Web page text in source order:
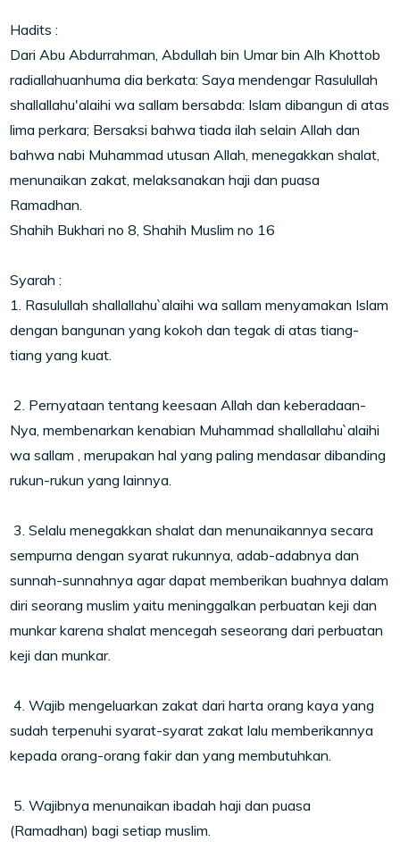
Hadits :
Dari Abu Abdurrahman, Abdullah bin Umar bin Alh Khottob
radiallahuanhuma dia berkata: Saya mendengar Rasulullah
shallallahu'alaihi wa sallam bersabda: Islam dibangun di atas
lima perkara; Bersaksi bahwa tiada ilah selain Allah dan
bahwa nabi Muhammad utusan Allah, menegakkan shalat,
menunaikan zakat, melaksanakan haji dan puasa
Ramadhan.
Shahih Bukhari no 8, Shahih Muslim no 16
Syarah :
1. Rasulullah shallallahu`alaihi wa sallam menyamakan Islam
dengan bangunan yang kokoh dan tegak di atas tiang-
tiang yang kuat.
2. Pernyataan tentang keesaan Allah dan keberadaan-
Nya, membenarkan kenabian Muhammad shallallahu`alaihi
wa sallam , merupakan hal yang paling mendasar dibanding
rukun-rukun yang lainnya.
3. Selalu menegakkan shalat dan menunaikannya secara
sempurna dengan syarat rukunnya, adab-adabnya dan
sunnah-sunnahnya agar dapat memberikan buahnya dalam
diri seorang muslim yaitu meninggalkan perbuatan keji dan
munkar karena shalat mencegah seseorang dari perbuatan
keji dan munkar.
4. Wajib mengeluarkan zakat dari harta orang kaya yang
sudah terpenuhi syarat-syarat zakat lalu memberikannya
kepada orang-orang fakir dan yang membutuhkan.
5. Wajibnya menunaikan ibadah haji dan puasa
(Ramadhan) bagi setiap muslim.